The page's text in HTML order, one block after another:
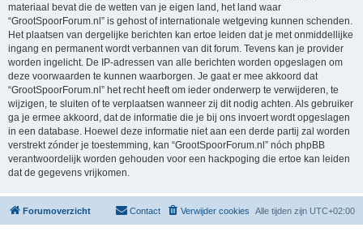
materiaal bevat die de wetten van je eigen land, het land waar
“GrootSpoorForum.nl” is gehost of internationale wetgeving kunnen schenden.
Het plaatsen van dergelijke berichten kan ertoe leiden dat je met onmiddellijke
ingang en permanent wordt verbannen van dit forum. Tevens kan je provider
worden ingelicht. De IP-adressen van alle berichten worden opgeslagen om
deze voorwaarden te kunnen waarborgen. Je gaat er mee akkoord dat
“GrootSpoorForum.nl” het recht heeft om ieder onderwerp te verwijderen, te
wijzigen, te sluiten of te verplaatsen wanneer zij dit nodig achten. Als gebruiker
ga je ermee akkoord, dat de informatie die je bij ons invoert wordt opgeslagen
in een database. Hoewel deze informatie niet aan een derde partij zal worden
verstrekt zónder je toestemming, kan “GrootSpoorForum.nl” nóch phpBB
verantwoordelijk worden gehouden voor een hackpoging die ertoe kan leiden
dat de gegevens vrijkomen.
Forumoverzicht Alle tijden zijn UTC+02:00
Verwijder cookies
Contact